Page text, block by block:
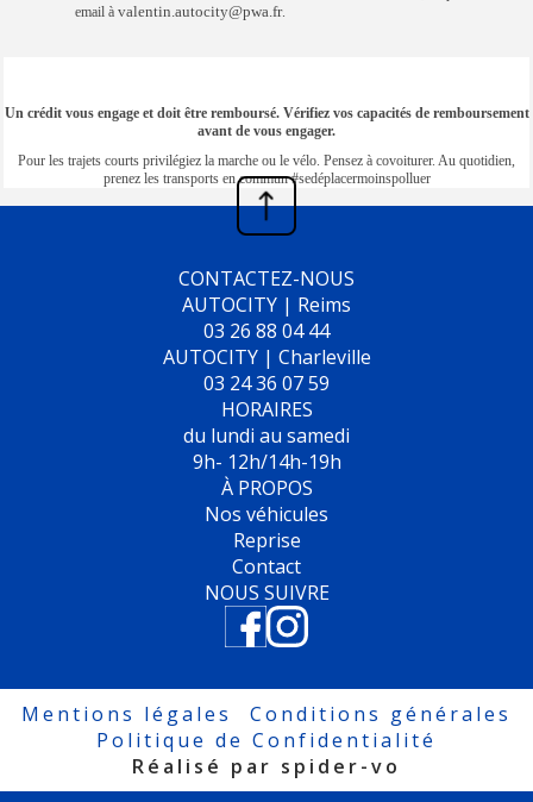
email à valentin.autocity@pwa.fr.
Un crédit vous engage et doit être remboursé. Vérifiez vos capacités de remboursement
avant de vous engager.
Pour les trajets courts privilégiez la marche ou le vélo. Pensez à covoiturer. Au quotidien,
prenez les transports en commun #sedéplacermoinspolluer
CONTACTEZ-NOUS
AUTOCITY | Reims
03 26 88 04 44
AUTOCITY | Charleville
03 24 36 07 59
HORAIRES
du lundi au samedi
9h- 12h/14h-19h
À PROPOS
Nos véhicules
Reprise
Contact
NOUS SUIVRE
Mentions légales
Conditions générales
Politique de Confidentialité
Réalisé par spider-vo